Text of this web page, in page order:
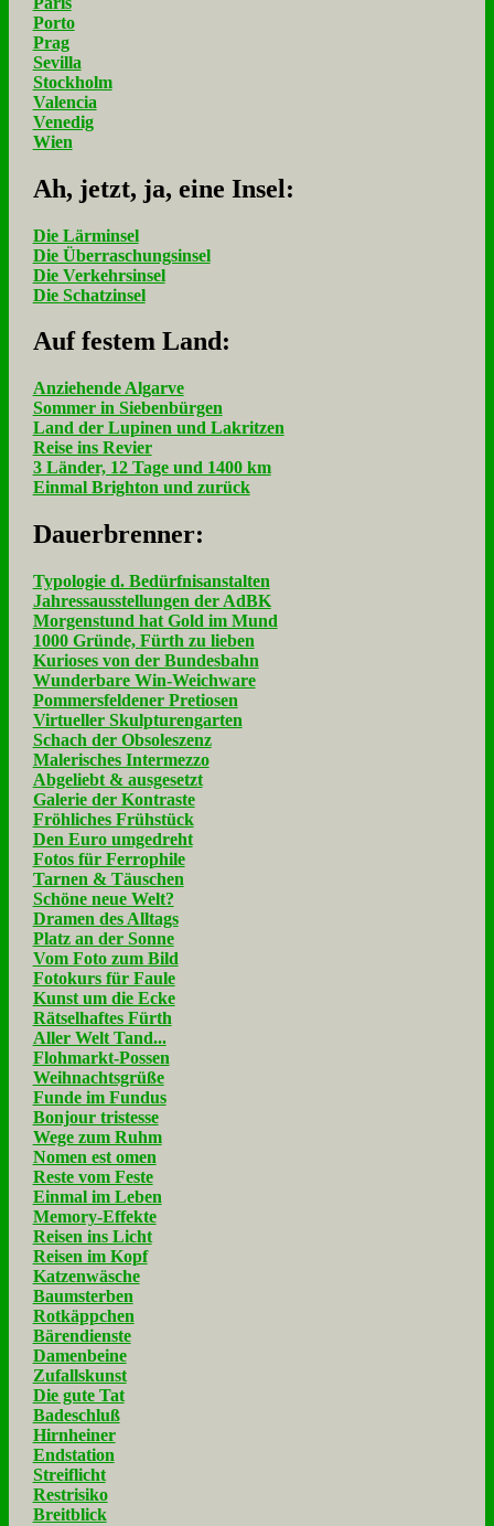
Porto
Prag
Sevilla
Stockholm
Valencia
Venedig
Wien
Ah, jetzt, ja, ei­ne In­sel:
Die Lärminsel
Die Überraschungsinsel
Die Verkehrsinsel
Die Schatzinsel
Auf fe­stem Land:
Anziehende Algarve
Sommer in Siebenbürgen
Land der Lupinen und Lakritzen
Reise ins Revier
3 Länder, 12 Tage und 1400 km
Einmal Brighton und zurück
Dau­er­bren­ner:
Typologie d. Bedürfnisanstalten
Jahressausstellungen der AdBK
Morgenstund hat Gold im Mund
1000 Gründe, Fürth zu lieben
Kurioses von der Bundesbahn
Wunderbare Win-Weichware
Pommersfeldener Pretiosen
Virtueller Skulpturengarten
Schach der Obsoleszenz
Malerisches Intermezzo
Abgeliebt & ausgesetzt
Galerie der Kontraste
Fröhliches Frühstück
Den Euro umgedreht
Fotos für Ferrophile
Tarnen & Täuschen
Schöne neue Welt?
Dramen des Alltags
Platz an der Sonne
Vom Foto zum Bild
Fotokurs für Faule
Kunst um die Ecke
Rätselhaftes Fürth
Aller Welt Tand...
Flohmarkt-Possen
Weihnachtsgrüße
Funde im Fundus
Bonjour tristesse
Wege zum Ruhm
Nomen est omen
Reste vom Feste
Einmal im Leben
Memory-Effekte
Reisen ins Licht
Reisen im Kopf
Katzenwäsche
Baumsterben
Rotkäppchen
Bärendienste
Damenbeine
Zufallskunst
Die gute Tat
Badeschluß
Hirnheiner
Endstation
Streiflicht
Restrisiko
Breitblick